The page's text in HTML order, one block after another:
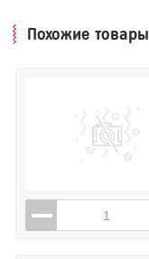
Похожие товары